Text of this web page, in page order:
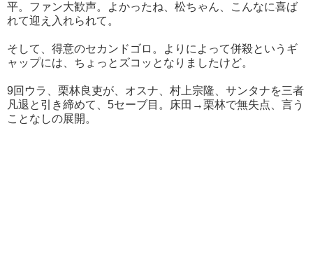
平。ファン大歓声。よかったね、松ちゃん、こんなに喜ば
れて迎え入れられて。
そして、得意のセカンドゴロ。よりによって併殺というギ
ャップには、ちょっとズコッとなりましたけど。
9回ウラ、栗林良吏が、オスナ、村上宗隆、サンタナを三者
凡退と引き締めて、5セーブ目。床田→栗林で無失点、言う
ことなしの展開。